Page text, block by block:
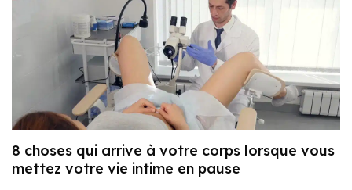
8 choses qui arrive à votre corps lorsque vous
mettez votre vie intime en pause